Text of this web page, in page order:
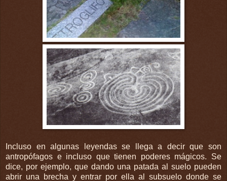
Incluso en algunas leyendas se llega a decir que son
antropófagos e incluso que tienen poderes mágicos. Se
dice, por ejemplo, que dando una patada al suelo pueden
abrir una brecha y entrar por ella al subsuelo donde se